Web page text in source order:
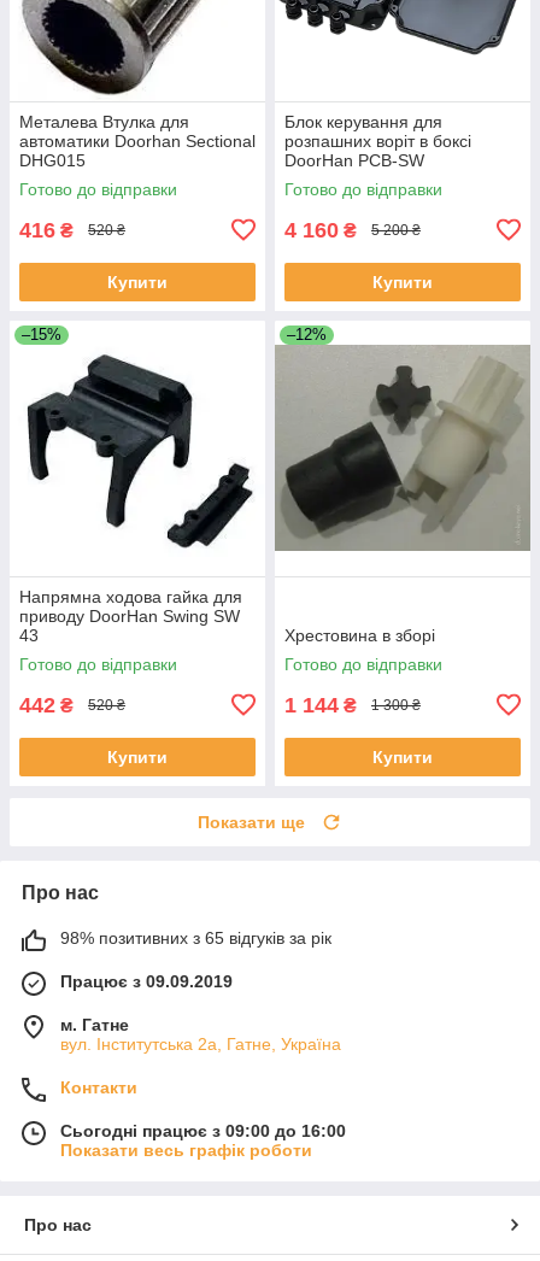
Металева Втулка для
автоматики Doorhan Sectional
DHG015
Готово до відправки
416 ₴ 520 ₴
Купити
Блок керування для
розпашних воріт в боксі
DoorHan PCB-SW
Готово до відправки
4 160 ₴ 5 200 ₴
Купити
–15%
Напрямна ходова гайка для
приводу DoorHan Swing SW
43
Готово до відправки
442 ₴ 520 ₴
Купити
–12%
Хрестовина в зборі
Готово до відправки
1 144 ₴ 1 300 ₴
Купити
Показати ще
Про нас
98% позитивних з 65 відгуків за рік
Працює з 09.09.2019
м. Гатне
вул. Інститутська 2а, Гатне, Україна
Контакти
Сьогодні працює з 09:00 до 16:00
Показати весь графік роботи
Про нас